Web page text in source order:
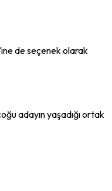
de seçenek olarak
adayın yaşadığı ortak